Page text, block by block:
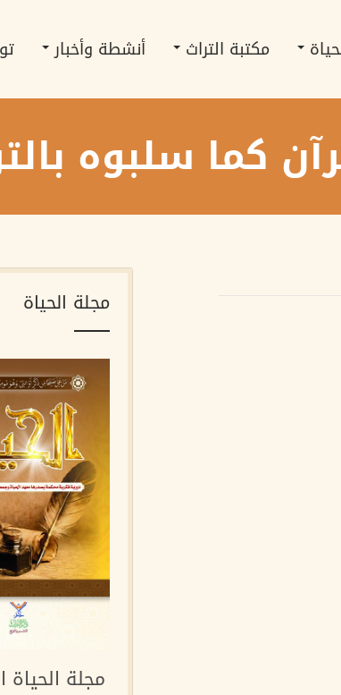
مكتبة التراث أنشطة وأخبار
كما سلبوه
مجلة الحياة
مجلة الحياة